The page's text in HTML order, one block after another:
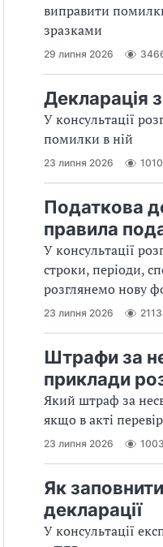
виправити
зразками
29 липня 2026
Декларація
У консультації
помилки в ній
23 липня 2026
Податкова
правила
У консультації
строки, періоди,
розглянемо нову
23 липня 2026
Штрафи за
приклади
Який штраф за
якщо в акті
23 липня 2026
Як
декларації
У консультації